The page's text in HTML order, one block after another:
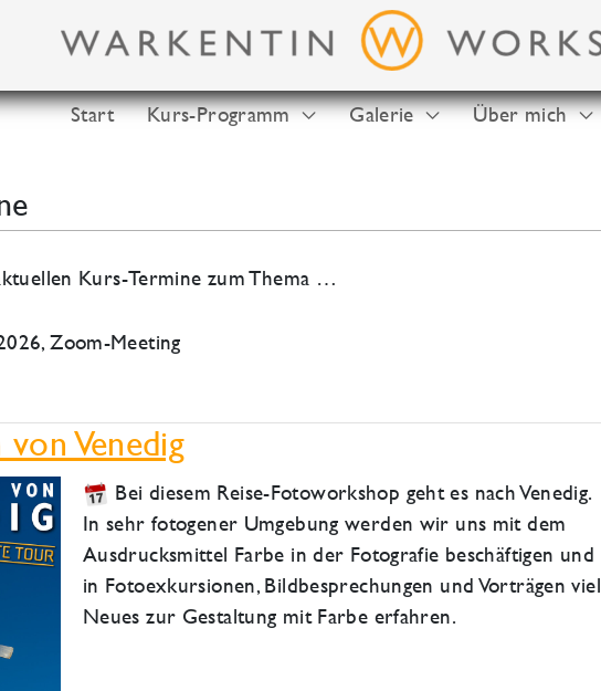
Start Kurs-Programm Galerie Über mich
Kurs-Termine zum Thema …
Zoom-Meeting
Venedig
Bei diesem Reise-Fotoworkshop geht es nach Venedig.
In sehr fotogener Umgebung werden wir uns mit dem
Ausdrucksmittel Farbe in der Fotografie beschäftigen und
in Fotoexkursionen, Bildbesprechungen und Vorträgen viel
Neues zur Gestaltung mit Farbe erfahren.